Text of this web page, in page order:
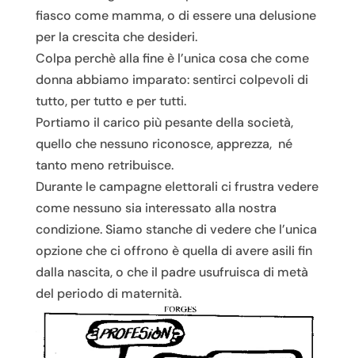
fiasco come mamma, o di essere una delusione
per la crescita che desideri.
Colpa perchè alla fine è l’unica cosa che come
donna abbiamo imparato: sentirci colpevoli di
tutto, per tutto e per tutti.
Portiamo il carico più pesante della società,
quello che nessuno riconosce, apprezza, né
tanto meno retribuisce.
Durante le campagne elettorali ci frustra vedere
come nessuno sia interessato alla nostra
condizione. Siamo stanche di vedere che l’unica
opzione che ci offrono è quella di avere asili fin
dalla nascita, o che il padre usufruisca di metà
del periodo di maternità.